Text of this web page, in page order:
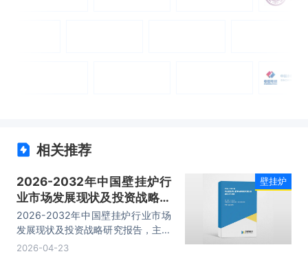
相关推荐
2026-2032年中国壁挂炉行
业市场发展现状及投资战略研
究报告
2026-2032年中国壁挂炉行业市场
发展现状及投资战略研究报告，主要
包括市场分析、生产企业分析、投资
2026-04-23
壁挂炉